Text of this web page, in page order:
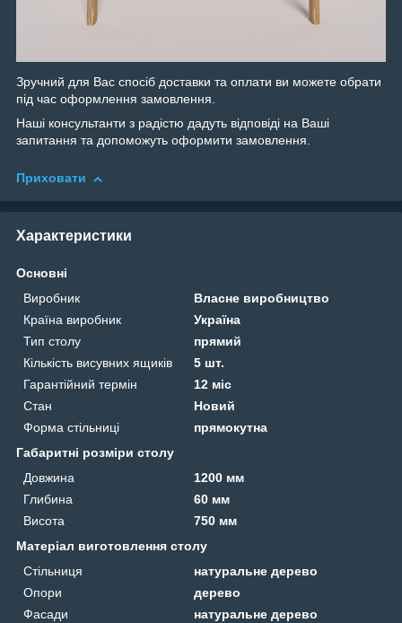
Зручний для Вас спосіб доставки та оплати ви можете обрати
під час оформлення замовлення.
Наші консультанти з радістю дадуть відповіді на Ваші
запитання та допоможуть оформити замовлення.
Приховати
Характеристики
Основні
Виробник
Власне виробництво
Країна виробник
Україна
Тип столу
прямий
Кількість висувних ящиків
5 шт.
Гарантійний термін
12 міс
Стан
Новий
Форма стільниці
прямокутна
Габаритні розміри столу
Довжина
1200 мм
Глибина
60 мм
Висота
750 мм
Матеріал виготовлення столу
Стільниця
натуральне дерево
Опори
дерево
Фасади
натуральне дерево